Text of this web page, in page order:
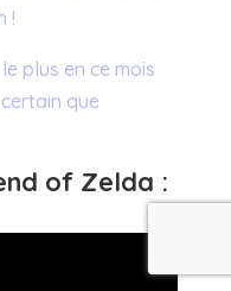
!
plus en ce mois
que
of Zelda :